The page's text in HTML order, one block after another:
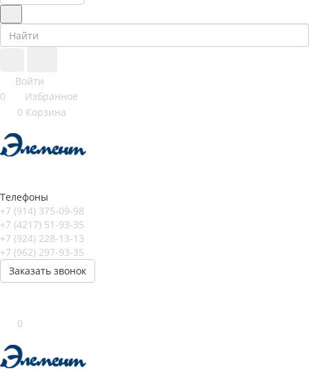
Войти
0
Избранное
0 Корзина
Телефоны
+7 (914) 375-09-98
+7 (4217) 51-93-35
+7 (924) 228-13-13
+7 (962) 297-93-35
Заказать звонок
0